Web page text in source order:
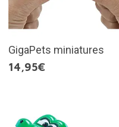
GigaPets miniatures
14,95€